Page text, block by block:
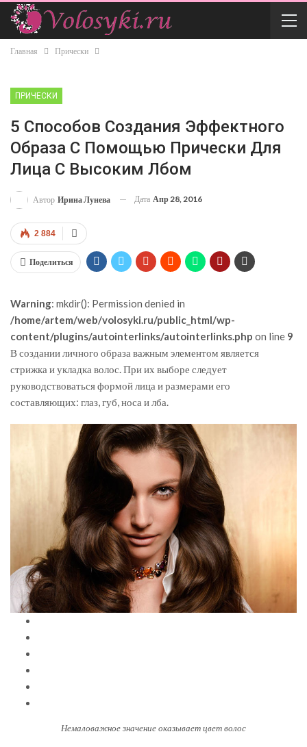
Главная Прически
ПРИЧЕСКИ
5 Способов Создания Эффектного
Образа С Помощью Прически Для
Лица С Высоким Лбом
Автор Ирина Лунева Дата Апр 28, 2016
2 884
Поделиться
Warning: mkdir(): Permission denied in
/home/artem/web/volosyki.ru/public_html/wp-
content/plugins/autointerlinks/autointerlinks.php on line 9
В создании личного образа важным элементом является
стрижка и укладка волос. При их выборе следует
руководствоваться формой лица и размерами его
составляющих: глаз, губ, носа и лба.
Немаловажное значение оказывает цвет волос